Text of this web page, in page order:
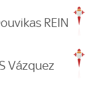
REIN
Vázquez